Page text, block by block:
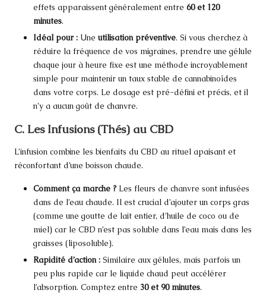
effets apparaissent généralement entre 60 et 120
minutes.
Idéal pour : Une utilisation préventive. Si vous cherchez à
réduire la fréquence de vos migraines, prendre une gélule
chaque jour à heure fixe est une méthode incroyablement
simple pour maintenir un taux stable de cannabinoïdes
dans votre corps. Le dosage est pré-défini et précis, et il
n’y a aucun goût de chanvre.
C. Les Infusions (Thés) au CBD
L’infusion combine les bienfaits du CBD au rituel apaisant et
réconfortant d’une boisson chaude.
Comment ça marche ? Les fleurs de chanvre sont infusées
dans de l’eau chaude. Il est crucial d’ajouter un corps gras
(comme une goutte de lait entier, d’huile de coco ou de
miel) car le CBD n’est pas soluble dans l’eau mais dans les
graisses (liposoluble).
Rapidité d’action : Similaire aux gélules, mais parfois un
peu plus rapide car le liquide chaud peut accélérer
l’absorption. Comptez entre 30 et 90 minutes.